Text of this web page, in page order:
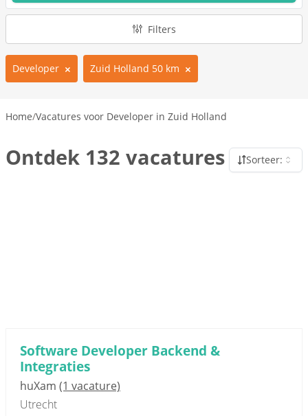
Filters
Developer Zuid Holland 50 km
Home/Vacatures voor Developer in Zuid Holland
Ontdek 132 vacatures Sorteer:
Software Developer Backend &
Integraties
huXam (1 vacature)
Utrecht